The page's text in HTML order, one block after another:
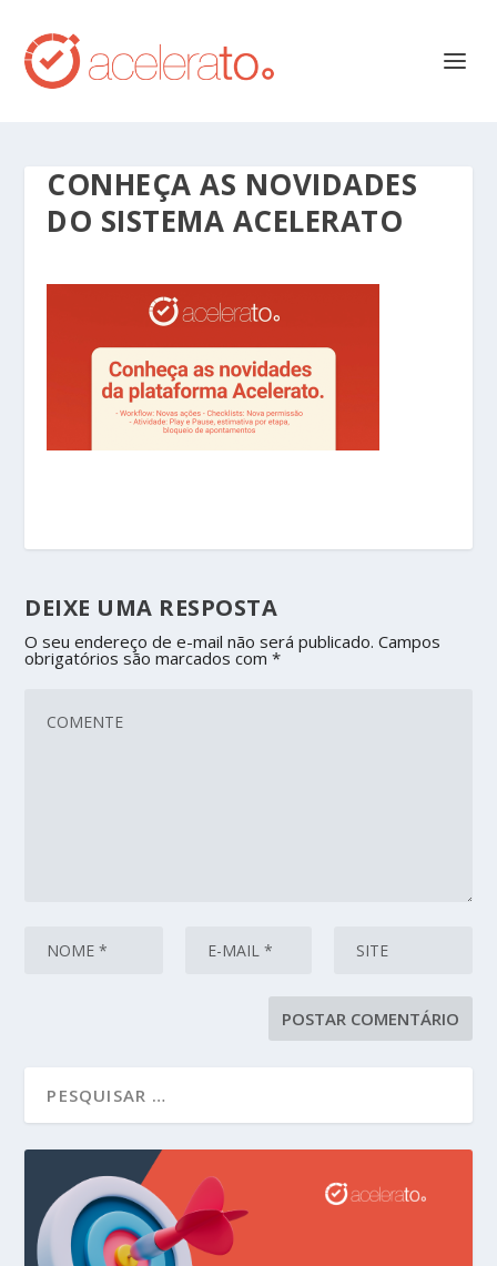
CONHEÇA AS NOVIDADES
DO SISTEMA ACELERATO
DEIXE UMA RESPOSTA
O seu endereço de e-mail não será publicado. Campos
obrigatórios são marcados com*